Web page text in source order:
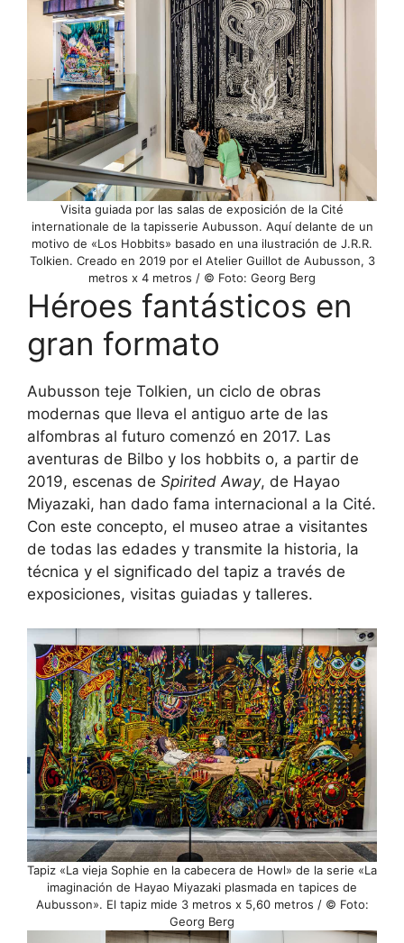
Visita guiada por las salas de exposición de la Cité
internationale de la tapisserie Aubusson. Aquí delante de un
motivo de «Los Hobbits» basado en una ilustración de J.R.R.
Tolkien. Creado en 2019 por el Atelier Guillot de Aubusson, 3
metros x 4 metros / © Foto: Georg Berg
Héroes fantásticos en
gran formato
Aubusson teje Tolkien, un ciclo de obras
modernas que lleva el antiguo arte de las
alfombras al futuro comenzó en 2017. Las
aventuras de Bilbo y los hobbits o, a partir de
2019, escenas de Spirited Away, de Hayao
Miyazaki, han dado fama internacional a la Cité.
Con este concepto, el museo atrae a visitantes
de todas las edades y transmite la historia, la
técnica y el significado del tapiz a través de
exposiciones, visitas guiadas y talleres.
Tapiz «La vieja Sophie en la cabecera de Howl» de la serie «La
imaginación de Hayao Miyazaki plasmada en tapices de
Aubusson». El tapiz mide 3 metros x 5,60 metros / © Foto:
Georg Berg